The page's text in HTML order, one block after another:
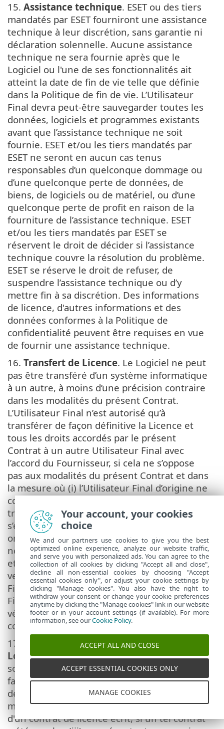
15. Assistance technique. ESET ou des tiers
mandatés par ESET fourniront une assistance
technique à leur discrétion, sans garantie ni
déclaration solennelle. Aucune assistance
technique ne sera fournie après que le
Logiciel ou l'une de ses fonctionnalités ait
atteint la date de fin de vie telle que définie
dans la Politique de fin de vie. L’Utilisateur
Final devra peut-être sauvegarder toutes les
données, logiciels et programmes existants
avant que l’assistance technique ne soit
fournie. ESET et/ou les tiers mandatés par
ESET ne seront en aucun cas tenus
responsables d’un quelconque dommage ou
d’une quelconque perte de données, de
biens, de logiciels ou de matériel, ou d’une
quelconque perte de profit en raison de la
fourniture de l’assistance technique. ESET
et/ou les tiers mandatés par ESET se
réservent le droit de décider si l’assistance
technique couvre la résolution du problème.
ESET se réserve le droit de refuser, de
suspendre l’assistance technique ou d’y
mettre fin à sa discrétion. Des informations
de licence, d'autres informations et des
données conformes à la Politique de
confidentialité peuvent être requises en vue
de fournir une assistance technique.
16. Transfert de Licence. Le Logiciel ne peut
pas être transféré d’un système informatique
à un autre, à moins d’une précision contraire
dans les modalités du présent Contrat.
L’Utilisateur Final n’est autorisé qu’à
transférer de façon définitive la Licence et
tous les droits accordés par le présent
Contrat à un autre Utilisateur Final avec
l’accord du Fournisseur, si cela ne s’oppose
pas aux modalités du présent Contrat et dans
la mesure où (i) l’Utilisateur Final d’origine ne
conserve aucune copie du Logiciel ; (ii) le
transfert des droits est direct, c’est-à-dire qu’il
s’effectue directement de l’Utilisateur Final
original au nouvel Utilisateur Final ; (iii) le
nouvel Utilisateur Final assume tous les droits
et devoirs de l’Utilisateur Final d’origine en
vertu du présent Contrat ; (iv) l’Utilisateur
Final d’origine transmet au nouvel Utilisateur
Final toute la documentation permettant de
vérifier l’authenticité du Logiciel,
conformément à l’article 17.
17.
Vérification de l’authenticité du
Logiciel.L’Utilisateur final peut démontrer
son droit d'utiliser le Logiciel de l'une des
façons suivantes : (i) au moyen d'un certificat
de licence émis par le Fournisseur ou un tiers
mandaté par le Fournisseur ; (ii) au moyen
d'un contrat de licence écrit, si un tel contrat
Your account, your cookies
choice
We and our partners use cookies to give you the best
optimized online experience, analyze our website traffic,
and serve you with personalized ads. You can agree to the
collection of all cookies by clicking "Accept all and close",
decline all non-essential cookies by choosing "Accept
essential cookies only", or adjust your cookie settings by
clicking "Manage cookies". You also have the right to
withdraw your consent or change your cookie preferences
anytime by clicking the "Manage cookies" link in our website
footer or in your account settings (if available). For more
information, see ourCookie Policy.
ACCEPT ALL AND CLOSE
ACCEPT ESSENTIAL COOKIES ONLY
MANAGE COOKIES